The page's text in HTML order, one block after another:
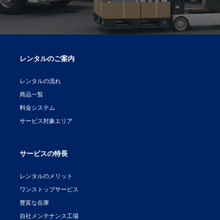
レンタルのご案内
レンタルの流れ
商品一覧
料金システム
サービス対象エリア
サービスの特長
レンタルのメリット
ワンストップサービス
豊富な在庫
自社メンテナンス工場